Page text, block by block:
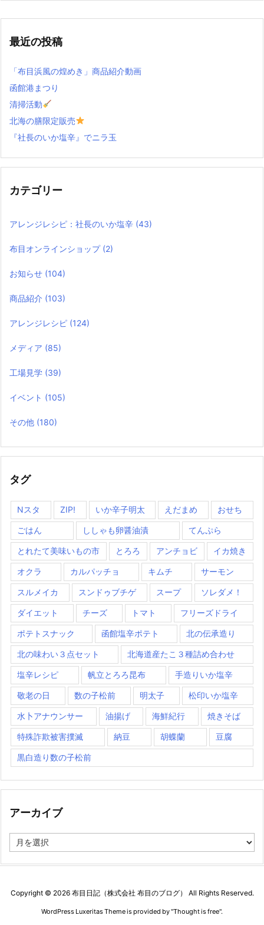
最近の投稿
「布目浜風の煌めき」商品紹介動画
函館港まつり
清掃活動
北海の膳限定販売
『社長のいか塩辛』でニラ玉
カテゴリー
アレンジレシピ：社長のいか塩辛 (43)
布目オンラインショップ (2)
お知らせ (104)
商品紹介 (103)
アレンジレシピ (124)
メディア (85)
工場見学 (39)
イベント (105)
その他 (180)
タグ
Nスタ ZIP! いか辛子明太 えだまめ おせち
ごはん ししゃも卵醤油漬 てんぷら
とれたて美味いもの市 とろろ アンチョビ イカ焼き
オクラ カルパッチョ キムチ サーモン
スルメイカ スンドゥブチゲ スープ ソレダメ！
ダイエット チーズ トマト フリーズドライ
ポテトスナック 函館塩辛ポテト 北の伝承造り
北の味わい３点セット 北海道産たこ３種詰め合わせ
塩辛レシピ 帆立とろろ昆布 手造りいか塩辛
敬老の日 数の子松前 明太子 松印いか塩辛
水卜アナウンサー 油揚げ 海鮮紀行 焼きそば
特殊詐欺被害撲滅 納豆 胡蝶蘭 豆腐
黒白造り数の子松前
アーカイブ
ー
Copyright © 2026 布目日記（株式会社 布目のブログ） All Rights Reserved.
WordPress Luxeritas Theme is provided by "Thought is free".